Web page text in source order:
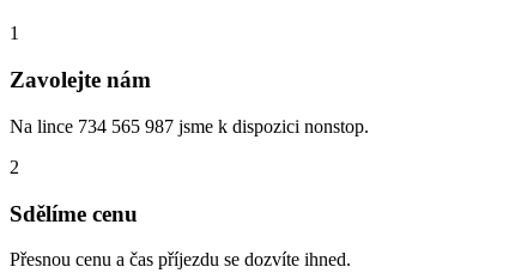
1
Zavolejte nám
Na lince 734 565 987 jsme k dispozici nonstop.
2
Sdělíme cenu
Přesnou cenu a čas příjezdu se dozvíte ihned.